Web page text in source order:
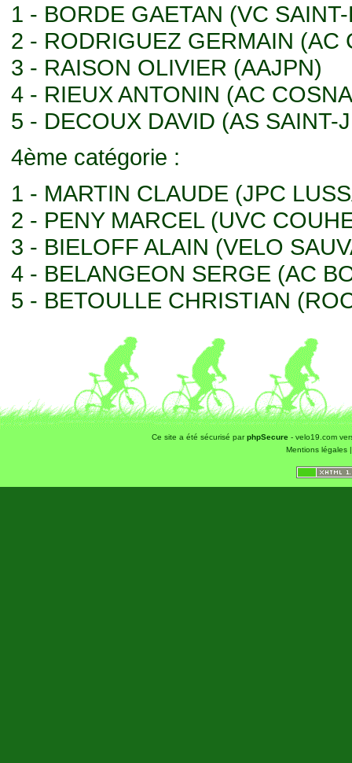
1 - BORDE GAETAN (VC
2 - RODRIGUEZ GERMAIN (AC
3 - RAISON OLIVIER (AAJPN)
4 - RIEUX ANTONIN (AC
5 - DECOUX DAVID (AS SAINT-
4ème catégorie :
1 - MARTIN CLAUDE (JPC
2 - PENY MARCEL (UVC
3 - BIELOFF ALAIN (VELO
4 - BELANGEON SERGE (AC
5 - BETOULLE CHRISTIAN
Ce site a été sécurisé parphpSecure - velo19.com
Mentions légales